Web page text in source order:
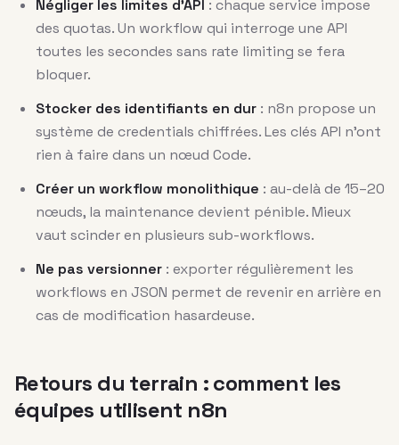
Négliger les limites d’API : chaque service impose
des quotas. Un workflow qui interroge une API
toutes les secondes sans rate limiting se fera
bloquer.
Stocker des identifiants en dur : n8n propose un
système de credentials chiffrées. Les clés API n’ont
rien à faire dans un nœud Code.
Créer un workflow monolithique : au-delà de 15–20
nœuds, la maintenance devient pénible. Mieux
vaut scinder en plusieurs sub-workflows.
Ne pas versionner : exporter régulièrement les
workflows en JSON permet de revenir en arrière en
cas de modification hasardeuse.
Retours du terrain : comment les
équipes utilisent n8n